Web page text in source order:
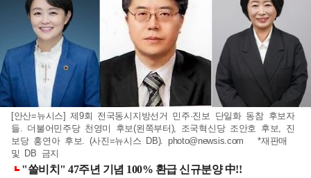
[안산=뉴시스] 제9회 전국동시지방선거 민주·진보 단일화 동참 후보자
들. 더불어민주당 천영미 후보(왼쪽부터), 조국혁신당 조안호 후보, 진
보당 홍연아 후보. (사진=뉴시스 DB). photo@newsis.com *재판매
및 DB 금지